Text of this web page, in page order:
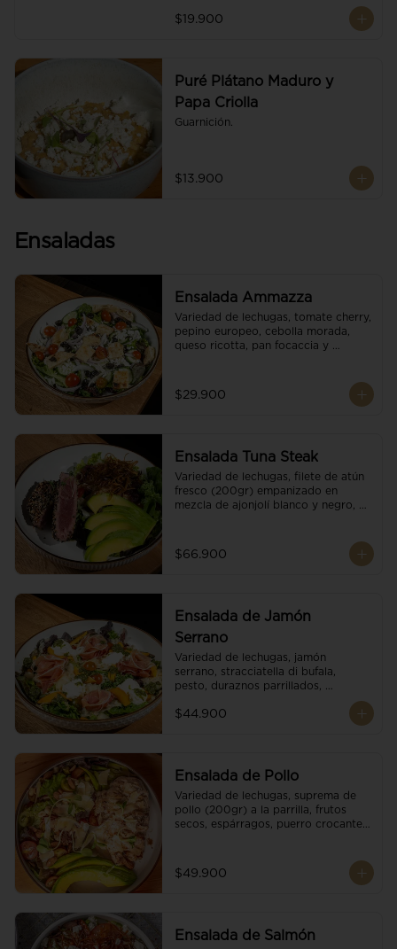
$19.900
Puré Plátano Maduro y
Papa Criolla
Guarnición.
$13.900
Ensaladas
Ensalada Ammazza
Variedad de lechugas, tomate cherry,
pepino europeo, cebolla morada,
queso ricotta, pan focaccia y
$29.900
Ensalada Tuna Steak
Variedad de lechugas, filete de atún
fresco (200gr) empanizado en
mezcla de ajonjolí blanco y negro,
parmesano, puerro crocante y
reducción de balsámico.
$66.900
Ensalada de Jamón
Serrano
Variedad de lechugas, jamón
serrano, stracciatella di bufala,
pesto, duraznos parrillados,
tomate cherry y vinagreta
$44.900
Ensalada de Pollo
Variedad de lechugas, suprema de
pollo (200gr) a la parrilla, frutos
secos, espárragos, puerro crocante,
balsámico.
$49.900
Ensalada de Salmón